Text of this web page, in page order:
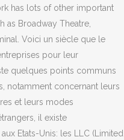
has lots of other important
as Broadway Theatre,
Voici un siècle que le
pour leur
quelques points communs
notamment concernant leurs
et leurs modes
il existe
Etats-Unis: les LLC (Limited